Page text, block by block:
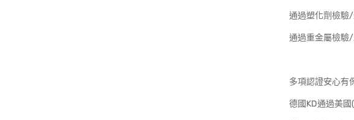
通過塑化劑檢驗
通過重金屬檢驗
多項認證安心有
德國KD通過美